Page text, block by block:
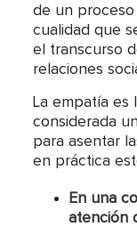
de un
cualidad que
el transcurso
relaciones
La empatía es
considerada
para asentar
en práctica
En una
atención